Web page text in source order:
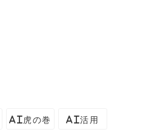
AI虎の巻 AI活用